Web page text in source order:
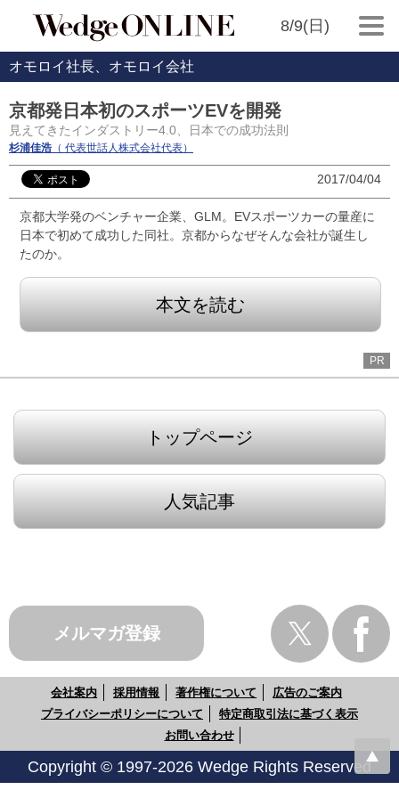
8/9(日)
オモロイ社長、オモロイ会社
京都発日本初のスポーツEVを開発
見えてきたインダストリー4.0、日本での成功法則
杉浦佳浩 （ 代表世話人株式会社代表）
2017/04/04
京都大学発のベンチャー企業、GLM。EVスポーツカーの量産に
日本で初めて成功した同社。京都からなぜそんな会社が誕生し
たのか。
本文を読む
PR
トップページ
人気記事
メルマガ登録
会社案内 採用情報 著作権について
広告のご案内
プライバシーポリシーについて
特定商取引法に基づく表示
お問い合わせ
Copyright © 1997-2026 Wedge Rights Reserved